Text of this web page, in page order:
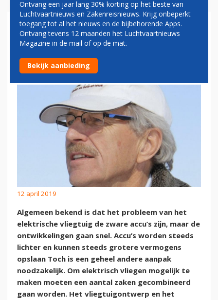
PAUL GROVE: ELEKTRISCH
VLIEGEN KOMT STEEDS
DICHTERBIJ
12 april 2019
Algemeen bekend is dat het probleem van het
elektrische vliegtuig de zware accu’s zijn, maar de
ontwikkelingen gaan snel. Accu’s worden steeds
lichter en kunnen steeds grotere vermogens
opslaan Toch is een geheel andere aanpak
noodzakelijk. Om elektrisch vliegen mogelijk te
maken moeten een aantal zaken gecombineerd
gaan worden. Het vliegtuigontwerp en het
Ontvang een jaar lang 30% korting op het beste van
Luchtvaartnieuws en Zakenreisnieuws. Krijg onbeperkt
toegang tot al het nieuws en de bijbehorende Apps.
Ontvang tevens 12 maanden het Luchtvaartnieuws
Magazine in de mail of op de mat.
Bekijk aanbieding